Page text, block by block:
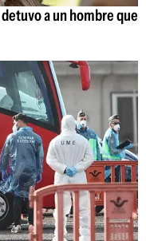
a un hombre que